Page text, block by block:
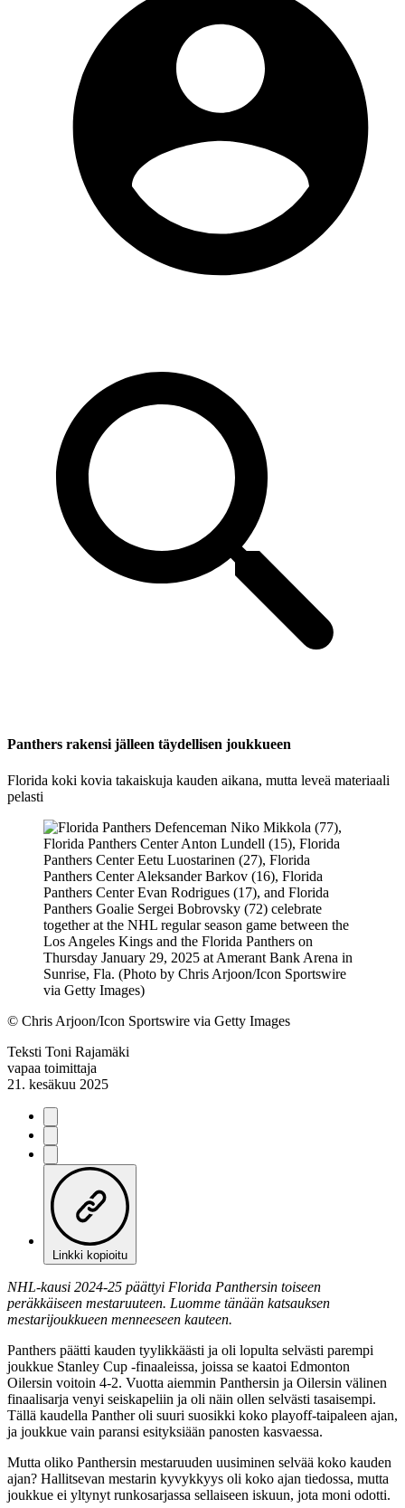
Panthers rakensi jälleen täydellisen joukkueen
Florida koki kovia takaiskuja kauden aikana, mutta leveä materiaali
pelasti
© Chris Arjoon/Icon Sportswire via Getty Images
Teksti Toni Rajamäki
vapaa toimittaja
21. kesäkuu 2025
Linkki kopioitu
NHL-kausi 2024-25 päättyi Florida Panthersin toiseen
peräkkäiseen mestaruuteen. Luomme tänään katsauksen
mestarijoukkueen menneeseen kauteen.
Panthers päätti kauden tyylikkäästi ja oli lopulta selvästi parempi
joukkue Stanley Cup -finaaleissa, joissa se kaatoi Edmonton
Oilersin voitoin 4-2. Vuotta aiemmin Panthersin ja Oilersin välinen
finaalisarja venyi seiskapeliin ja oli näin ollen selvästi tasaisempi.
Tällä kaudella Panther oli suuri suosikki koko playoff-taipaleen ajan,
ja joukkue vain paransi esityksiään panosten kasvaessa.
Mutta oliko Panthersin mestaruuden uusiminen selvää koko kauden
ajan? Hallitsevan mestarin kyvykkyys oli koko ajan tiedossa, mutta
joukkue ei yltynyt runkosarjassa sellaiseen iskuun, jota moni odotti.